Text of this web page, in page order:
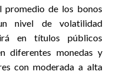
de los bonos
nivel de volatilidad
en títulos públicos
diferentes monedas y
con moderada a alta